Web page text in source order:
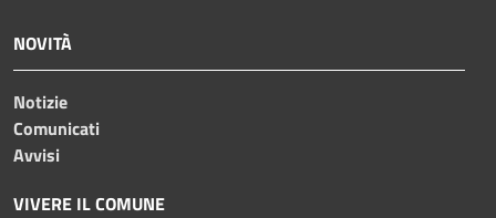
NOVITÀ
Notizie
Comunicati
Avvisi
VIVERE IL COMUNE